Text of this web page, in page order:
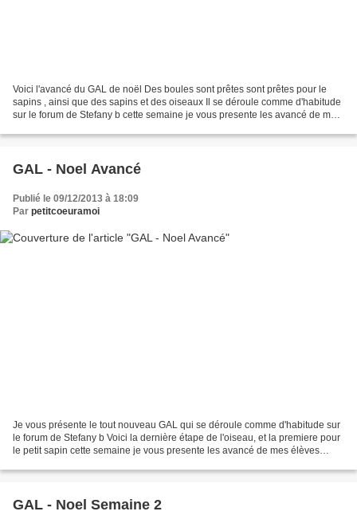
Voici l'avancé du GAL de noël Des boules sont prêtes sont prêtes pour le
sapins , ainsi que des sapins et des oiseaux Il se déroule comme d'habitude
sur le forum de Stefany b cette semaine je vous presente les avancé de mes
GAL - Noel Avancé
Publié le 09/12/2013 à 18:09
Par petitcoeuramoi
Je vous présente le tout nouveau GAL qui se déroule comme d'habitude sur
le forum de Stefany b Voici la dernière étape de l'oiseau, et la premiere pour
le petit sapin cette semaine je vous presente les avancé de mes élèves
GAL - Noel Semaine 2